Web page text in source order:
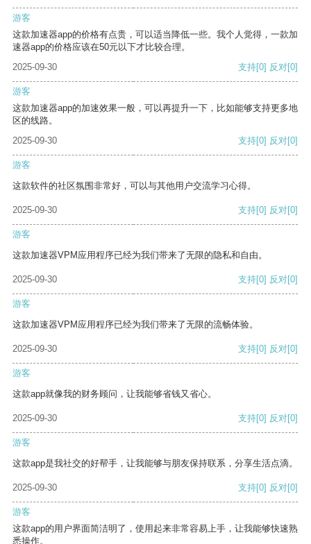
游客
这款加速器app的价格有点贵，可以适当降低一些。我个人觉得，一款加
速器app的价格应该在50元以下才比较合理。
2025-09-30
支持[0] 反对[0]
游客
这款加速器app的加速效果一般，可以再提升一下，比如能够支持更多地
区的线路。
2025-09-30
支持[0] 反对[0]
游客
这款软件的社区氛围非常好，可以与其他用户交流学习心得。
2025-09-30 支持[0] 反对[0]
游客
这款加速器VPM应用程序已经为我们带来了无限的隐私和自由。
2025-09-30 支持[0] 反对[0]
游客
这款加速器VPM应用程序已经为我们带来了无限的流畅体验。
2025-09-30 支持[0] 反对[0]
游客
这款app就像我的财务顾问，让我能够省钱又省心。
2025-09-30 支持[0] 反对[0]
游客
这款app是我社交的好帮手，让我能够与朋友保持联系，分享生活点滴。
2025-09-30 支持[0] 反对[0]
游客
这款app的用户界面简洁明了，使用起来非常容易上手，让我能够快速熟
悉操作。